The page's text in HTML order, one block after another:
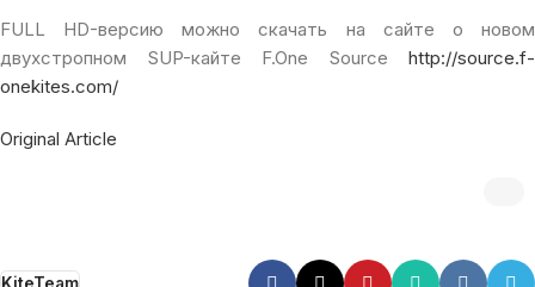
FULL HD-версию можно скачать на сайте о новом
двухстропном SUP-кайте F.One Source http://source.f-
onekites.com/
Original Article